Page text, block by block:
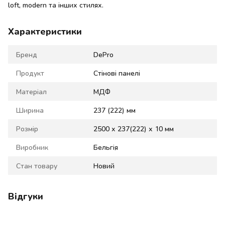
loft, modern та інших стилях.
Характеристики
Бренд DePro
Продукт Стінові панелі
Матеріал МДФ
Ширина 237 (222) мм
Розмір 2500 х 237(222) х 10 мм
Виробник Бельгія
Стан товару Новий
Відгуки